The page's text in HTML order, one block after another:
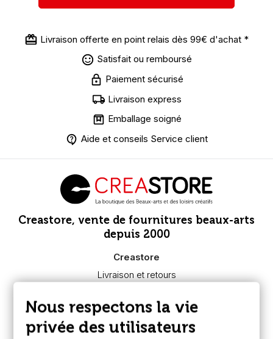
Livraison offerte en point relais dès 99€ d'achat *
Satisfait ou remboursé
Paiement sécurisé
Livraison express
Emballage soigné
Aide et conseils Service client
Creastore, vente de fournitures beaux-arts
depuis 2000
Creastore
Livraison et retours
Paiement sécurisé
FAQ
Boutique à Angers
Nous respectons la vie
privée des utilisateurs